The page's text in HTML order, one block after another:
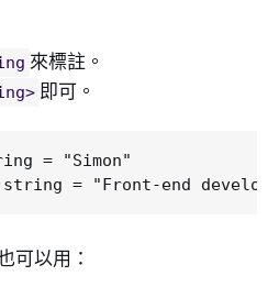
來標註。
即可。
= "Simon"
可以用：